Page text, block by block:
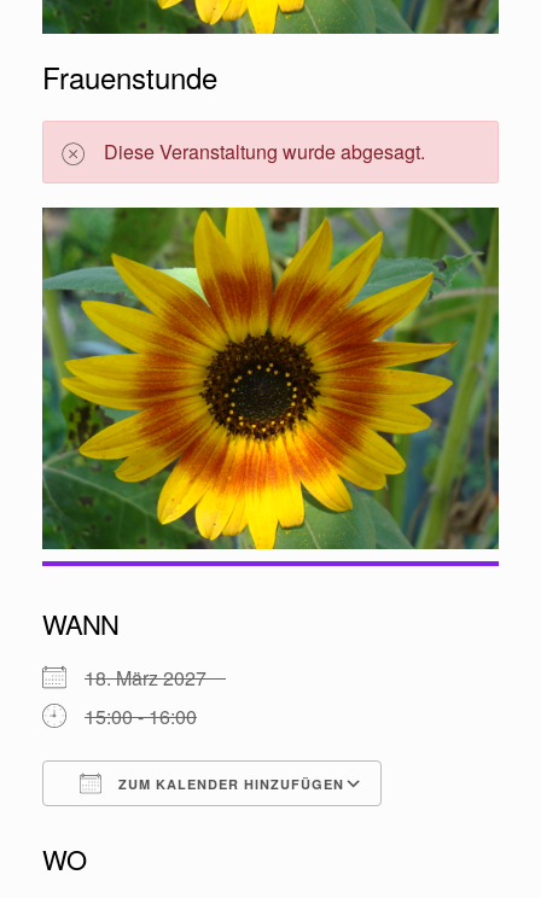
Frauenstunde
Diese Veranstaltung wurde abgesagt.
WANN
18. März 2027
15:00 - 16:00
ZUM KALENDER HINZUFÜGEN
WO